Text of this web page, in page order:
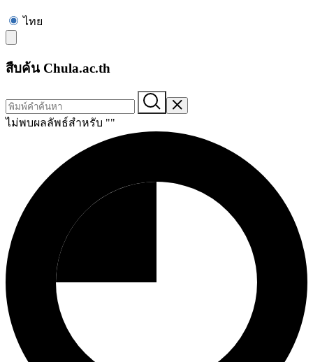
ไทย
สืบค้น Chula.ac.th
ไม่พบผลลัพธ์สำหรับ ""